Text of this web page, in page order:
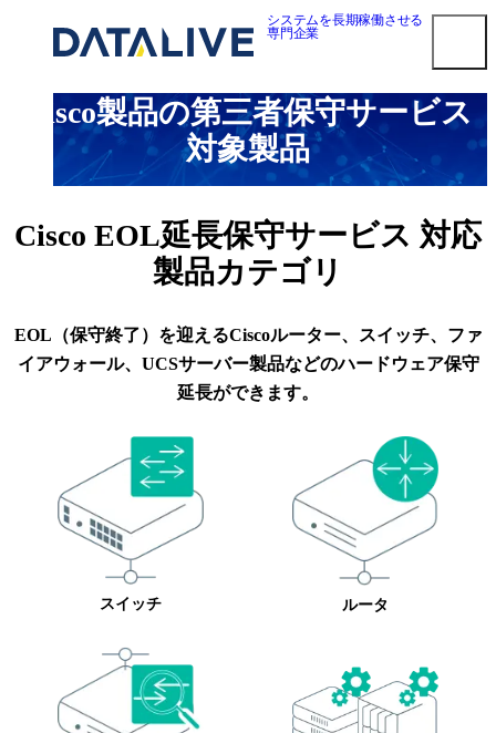
システムを長期稼働させる
専門企業
smart3pm ログイン
対応メーカー
HPE 第三者保守
NetApp 第三者保守
Cisco 第三者保守
F5 BIG-IP 第三者保守
NEC 第三者保守
Fujitsu 第三者保守
Hitachi 第三者保守
IBM Lenovo 第三者保守
EOSL/EOL検索
HPEストレージ
HPEスイッチ
HPEサーバー
Cisco製品の第三者保守サービス
対象製品
Cisco EOL延長保守サービス 対応
製品カテゴリ
EOL（保守終了）を迎えるCiscoルーター、スイッチ、ファ
イアウォール、UCSサーバー製品などのハードウェア保守
延長ができます。
スイッチ ルータ